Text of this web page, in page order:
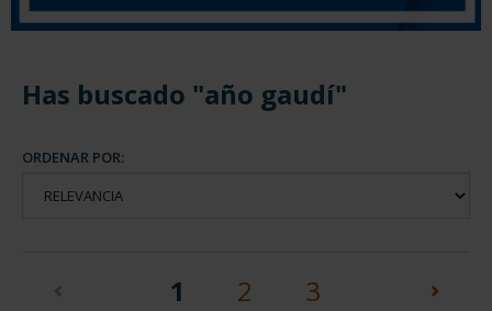
Has buscado "año gaudí"
ORDENAR POR:
1 (current)
2 3